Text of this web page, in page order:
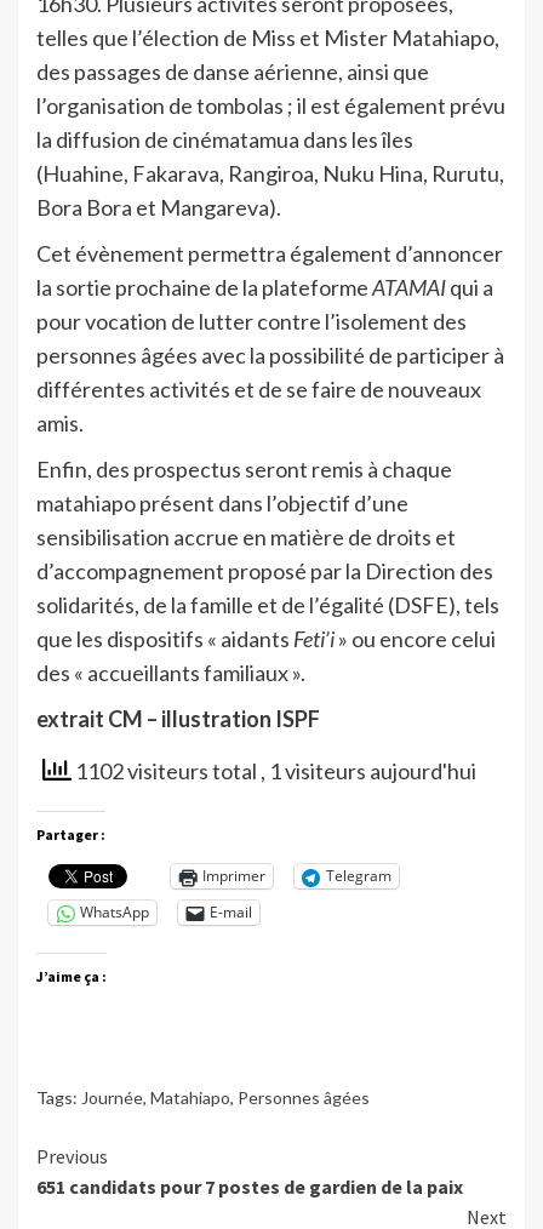
telles que l’élection de Miss et Mister Matahiapo,
des passages de danse aérienne, ainsi que
l’organisation de tombolas ; il est également prévu
la diffusion de cinématamua dans les îles
(Huahine, Fakarava, Rangiroa, Nuku Hina, Rurutu,
Bora Bora et Mangareva).
Cet évènement permettra également d’annoncer
la sortie prochaine de la plateformeATAMAIqui a
pour vocation de lutter contre l’isolement des
personnes âgées avec la possibilité de participer à
différentes activités et de se faire de nouveaux
amis.
Enfin, des prospectus seront remis à chaque
matahiapo présent dans l’objectif d’une
sensibilisation accrue en matière de droits et
d’accompagnement proposé par la Direction des
solidarités, de la famille et de l’égalité (DSFE), tels
que les dispositifs « aidants Feti’i» ou encore celui
des « accueillants familiaux ».
extrait CM – illustration ISPF
1102 visiteurs total , 1 visiteurs aujourd'hui
Partager :
Imprimer
Telegram
WhatsApp
E-mail
J’aime ça :
Tags: Journée, Matahiapo, Personnes âgées
Continue
Reading
Previous
651 candidats pour 7 postes de gardien de la paix
Next